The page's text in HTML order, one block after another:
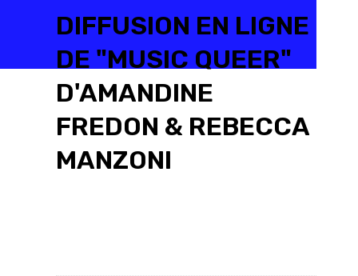
DIFFUSION EN LIGNE
DE "MUSIC QUEER"
D'AMANDINE
FREDON & REBECCA
MANZONI